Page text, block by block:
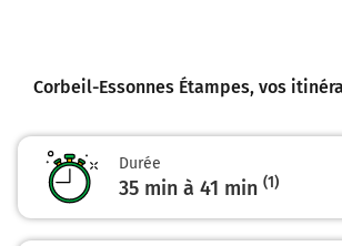
VIRY-CHON
A13
A10
VERSAILLES
BONDOUFLE
5,5 km
Corbeil-Essonnes Étampes, vos
Durée
35 min à 41 min (1)